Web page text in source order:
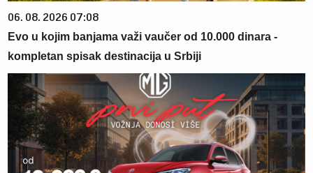
06. 08. 2026 07:08
Evo u kojim banjama važi vaučer od 10.000 dinara -
kompletan spisak destinacija u Srbiji